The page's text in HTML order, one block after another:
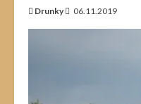
Drunky 06.11.2019